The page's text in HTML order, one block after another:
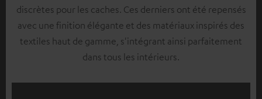
discrètes pour les caches. Ces derniers ont été repensés
avec une finition élégante et des matériaux inspirés des
textiles haut de gamme, s'intégrant ainsi parfaitement
dans tous les intérieurs.